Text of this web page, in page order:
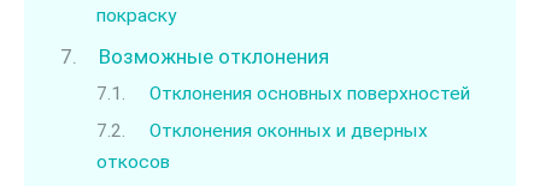
покраску
Возможные отклонения
Отклонения основных поверхностей
Отклонения оконных и дверных
откосов